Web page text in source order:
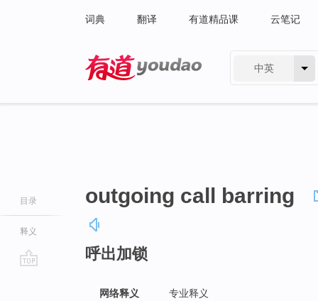
词典 翻译 有道精品课 云笔记
中英
目录
释义
outgoing call barring
呼出加锁
网络释义 专业释义